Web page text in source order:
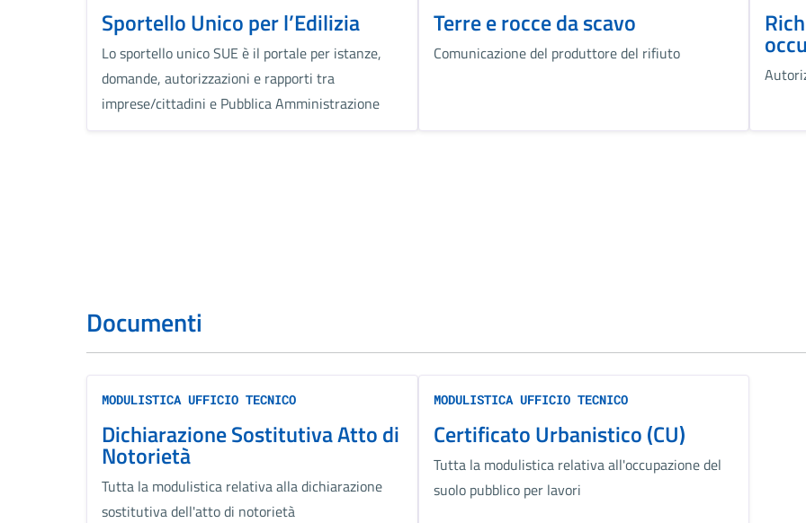
Sportello Unico per l’Edilizia
Lo sportello unico SUE è il portale per istanze,
domande, autorizzazioni e rapporti tra
imprese/cittadini e Pubblica Amministrazione
Terre e rocce da scavo
Comunicazione del produttore del rifiuto
Documenti
MODULISTICA UFFICIO TECNICO
Dichiarazione Sostitutiva Atto di
Notorietà
Tutta la modulistica relativa alla dichiarazione
sostitutiva dell'atto di notorietà
MODULISTICA UFFICIO TECNICO
Certificato Urbanistico (CU)
Tutta la modulistica relativa all'occupazione del
suolo pubblico per lavori